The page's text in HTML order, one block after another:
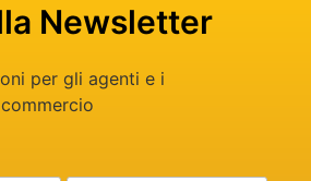
Newsletter
per gli agenti e i